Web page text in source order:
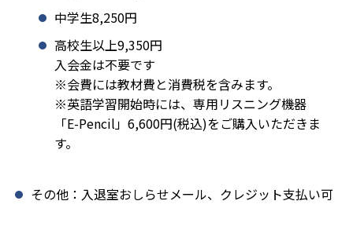
中学生8,250円
高校生以上9,350円
入会金は不要です
※会費には教材費と消費税を含みます。
※英語学習開始時には、専用リスニング機器
「E-Pencil」6,600円(税込)をご購入いただきま
す。
その他：入退室おしらせメール、クレジット支払い可